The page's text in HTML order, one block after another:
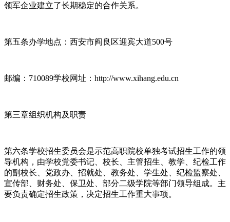
领军企业建立了长期稳定的合作关系。
第五条办学地点：西安市阎良区迎宾大道500号
邮编：710089学校网址：http://www.xihang.edu.cn
第三章组织机构及职责
第六条学校招生委员会是示范高职院校单独考试招生工作的领
导机构，由学校党委书记、校长、主管招生、教学、纪检工作
的副校长、党政办、招就处、教务处、学生处、纪检监察处、
宣传部、财务处、保卫处、部分二级学院等部门领导组成。主
要负责确定招生政策，决定招生工作重大事项。